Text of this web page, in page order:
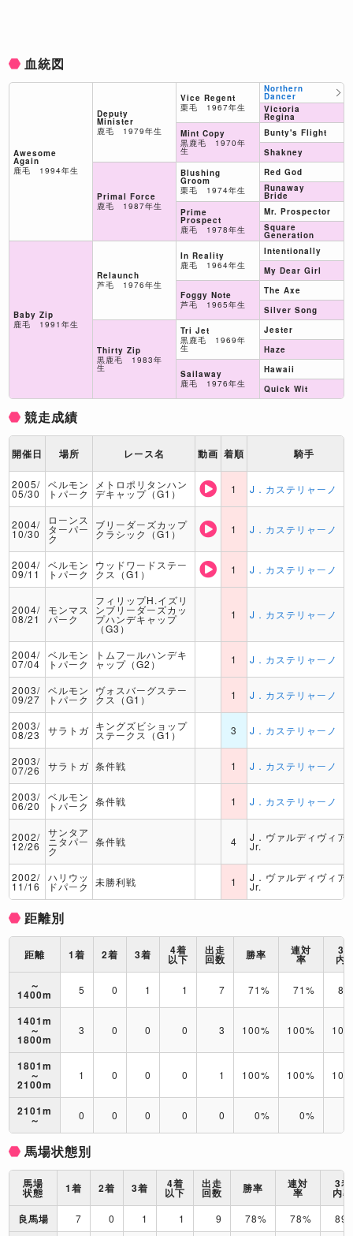
血統図
Awesome
Again
鹿毛 1994年生
Baby Zip
鹿毛 1991年生
Deputy
Minister
鹿毛 1979年生
Primal Force
鹿毛 1987年生
Relaunch
芦毛 1976年生
Thirty Zip
黒鹿毛 1983年
生
Vice Regent
栗毛 1967年生
Mint Copy
黒鹿毛 1970年
生
Blushing
Groom
栗毛 1974年生
Prime
Prospect
鹿毛 1978年生
In Reality
鹿毛 1964年生
Foggy Note
芦毛 1965年生
Tri Jet
黒鹿毛 1969年
生
Sailaway
鹿毛 1976年生
Northern
Dancer
Victoria
Regina
Bunty's Flight
Shakney
Red God
Runaway
Bride
Mr. Prospector
Square
Generation
Intentionally
My Dear Girl
The Axe
Silver Song
Jester
Haze
Hawaii
Quick Wit
競走成績
開催日 場所 レース名 動画 着順 騎手
2005/
05/30
ベルモン
トパーク
メトロポリタンハン
デキャップ（G1） 1 J．カステリャーノ
2004/
10/30
ローンス
ターパー
ク
ブリーダーズカップ
クラシック（G1） 1 J．カステリャーノ
2004/
09/11
ベルモン
トパーク
ウッドワードステー
クス（G1） 1 J．カステリャーノ
2004/
08/21
モンマス
パーク
フィリップH.イズリ
ンブリーダーズカッ
プハンデキャップ
（G3）
1 J．カステリャーノ
2004/
07/04
ベルモン
トパーク
トムフールハンデキ
ャップ（G2） 1 J．カステリャーノ
2003/
09/27
ベルモン
トパーク
ヴォスバーグステー
クス（G1） 1 J．カステリャーノ
2003/
08/23 サラトガ キングズビショップ
ステークス（G1） 3 J．カステリャーノ
2003/
07/26 サラトガ 条件戦 1 J．カステリャーノ
2003/
06/20
ベルモン
トパーク 条件戦 1 J．カステリャーノ
2002/
12/26
サンタア
ニタパー
ク
条件戦 4 J．ヴァルディヴィア
Jr.
2002/
11/16
ハリウッ
ドパーク 未勝利戦 1 J．ヴァルディヴィア
Jr.
距離別
距離 1着 2着 3着 4着
以下
出走
回数 勝率 連対
率
3
内
～
1400m 5 0 1 1 7 71% 71%
1401m
～
1800m
3 0 0 0 3 100% 100%
1801m
～
2100m
1 0 0 0 1 100% 100%
2101m
～ 0 0 0 0 0 0% 0%
馬場状態別
馬場
状態 1着 2着 3着 4着
以下
出走
回数 勝率 連対
率
3着
内率
良馬場
7 0 1 1 9 78% 78%